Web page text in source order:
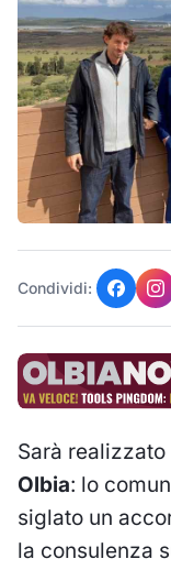
Condividi:
Sarà realizzato
Olbia: lo
siglato un
la consulenza